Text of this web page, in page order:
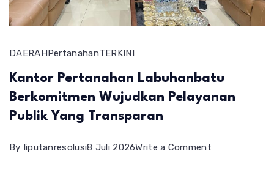
DAERAHPertanahanTERKINI
Kantor Pertanahan Labuhanbatu
Berkomitmen Wujudkan Pelayanan
Publik Yang Transparan
By liputanresolusi8 Juli 2026Write a Commenton